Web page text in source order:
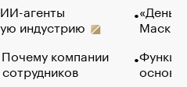
агенты
индустрию
компании
Маск в
основ